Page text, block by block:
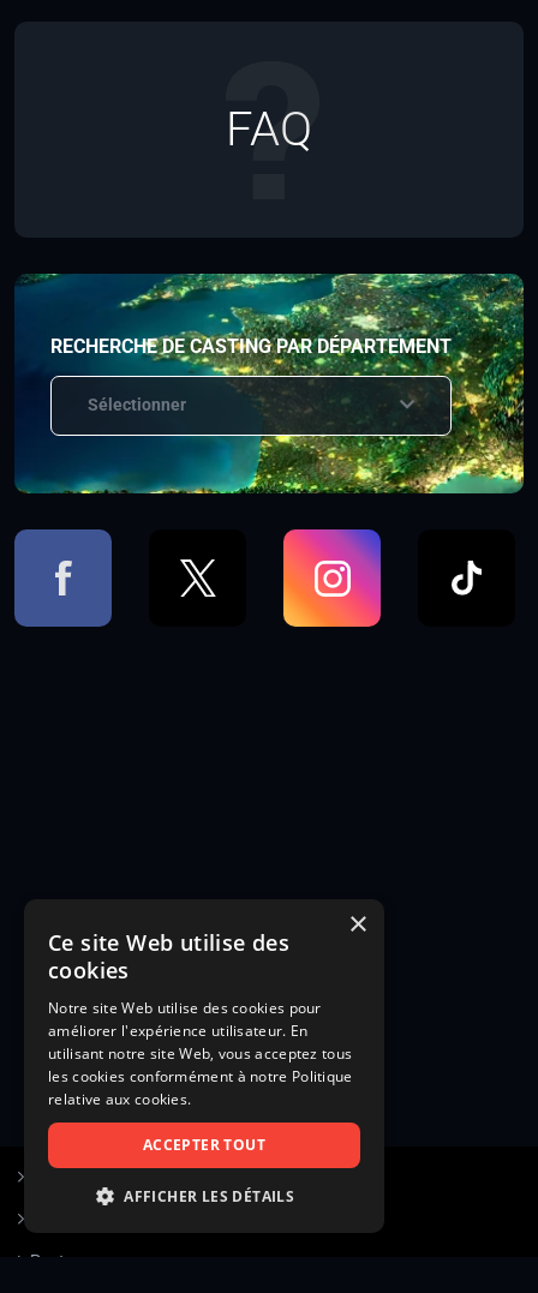
FAQ
RECHERCHE DE CASTING PAR DÉPARTEMENT
Sélectionner
Poster une annonce
×
Ce site Web utilise des
cookies
Notre site Web utilise des cookies pour
améliorer l'expérience utilisateur. En
utilisant notre site Web, vous acceptez tous
les cookies conformément à notre Politique
relative aux cookies.
ACCEPTER TOUT
AFFICHER LES DÉTAILS